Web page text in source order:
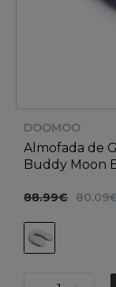
DOOMOO
Almofada de
Buddy Moon
88.99€